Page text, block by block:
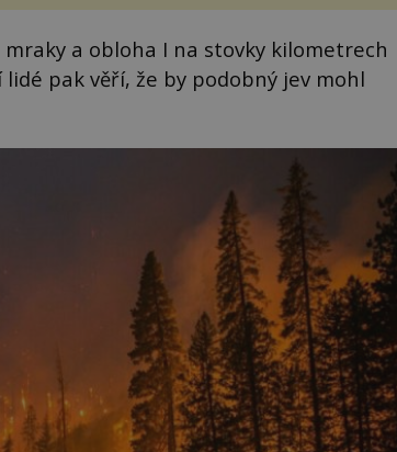
a obloha I na stovky kilometrech
pak věří, že by podobný jev mohl